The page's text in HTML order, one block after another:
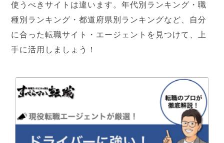
使うべきサイトは違います。年代別ランキング・職
種別ランキング・都道府県別ランキングなど、自分
に合った転職サイト・エージェントを見つけて、上
手に活用しましょう！